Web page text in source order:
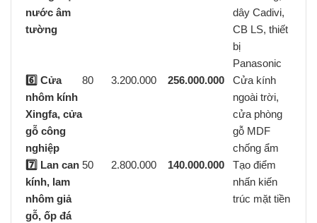
nước âm
tường
dây Cadivi,
CB LS, thiết
bị
Panasonic
6️⃣ Cửa
nhôm kính
Xingfa, cửa
gỗ công
nghiệp
80 3.200.000 256.000.000
Cửa kính
ngoài trời,
cửa phòng
gỗ MDF
chống ẩm
7️⃣ Lan can
kính, lam
nhôm giả
gỗ, ốp đá
50 2.800.000 140.000.000
Tạo điểm
nhấn kiến
trúc mặt tiền